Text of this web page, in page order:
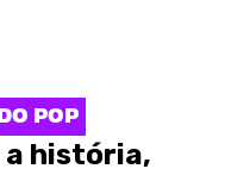
POP
a história,